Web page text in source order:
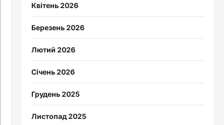
Квітень 2026
Березень 2026
Лютий 2026
Січень 2026
Грудень 2025
Листопад 2025